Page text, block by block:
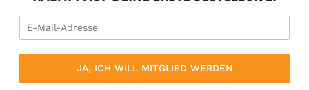
JA, ICH WILL MITGLIED WERDEN